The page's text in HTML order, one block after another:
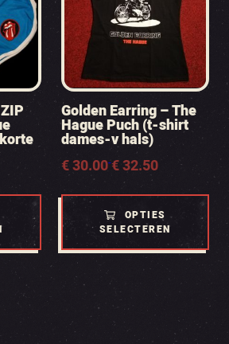
Golden Earring – The
Hague Puch (t-shirt
dames-v hals)
€30.00-€32.50
Prijsklasse:
€ 30.00
tot
€ 32.50
OPTIES
SELECTEREN